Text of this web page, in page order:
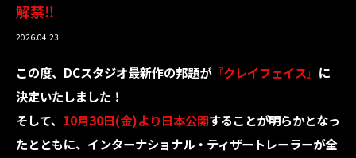
解禁‼
2026.04.23
この度、DCスタジオ最新作の邦題が『クレイフェイス』 に
決定いたしました！
そして、 10月30日(金)より日本公開することが明らかとなっ
たとともに、インターナショナル・ティザートレーラーが全